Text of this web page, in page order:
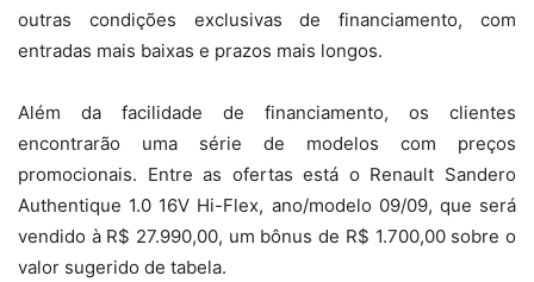
outras condições exclusivas de financiamento, com
entradas mais baixas e prazos mais longos.
Além da facilidade de financiamento, os clientes
encontrarão uma série de modelos com preços
promocionais. Entre as ofertas está o Renault Sandero
Authentique 1.0 16V Hi-Flex, ano/modelo 09/09, que será
vendido à R$ 27.990,00, um bônus de R$ 1.700,00 sobre o
valor sugerido de tabela.